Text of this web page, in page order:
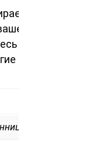
дома.
благородным
годы.